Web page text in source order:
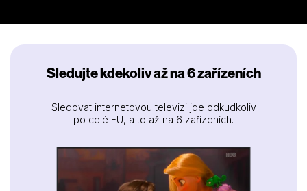
Sledujte kdekoliv až na 6 zařízeních
Sledovat internetovou televizi jde odkudkoliv
po celé EU, a to až na 6 zařízeních.